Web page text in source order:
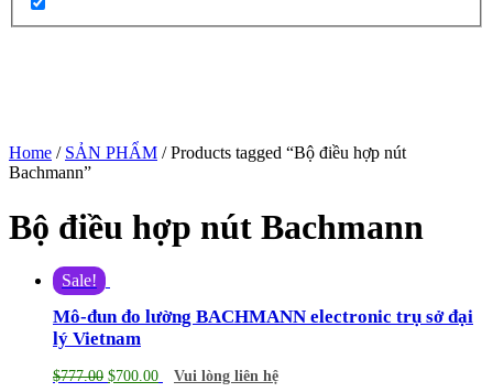
Home / SẢN PHẨM / Products tagged “Bộ điều hợp nút
Bachmann”
Bộ điều hợp nút Bachmann
Sale!
Mô-đun đo lường BACHMANN electronic trụ sở đại
lý Vietnam
$777.00 $700.00 Vui lòng liên hệ